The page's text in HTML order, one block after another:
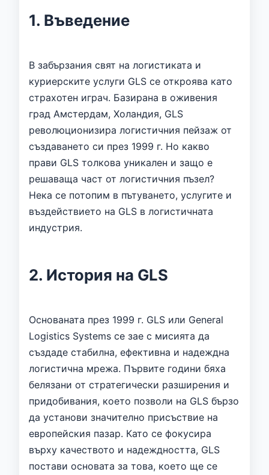
1. Въведение
В забързания свят на логистиката и
куриерските услуги GLS се откроява като
страхотен играч. Базирана в оживения
град Амстердам, Холандия, GLS
революционизира логистичния пейзаж от
създаването си през 1999 г. Но какво
прави GLS толкова уникален и защо е
решаваща част от логистичния пъзел?
Нека се потопим в пътуването, услугите и
въздействието на GLS в логистичната
индустрия.
2. История на GLS
Основаната през 1999 г. GLS или General
Logistics Systems се зае с мисията да
създаде стабилна, ефективна и надеждна
логистична мрежа. Първите години бяха
белязани от стратегически разширения и
придобивания, което позволи на GLS бързо
да установи значително присъствие на
европейския пазар. Като се фокусира
върху качеството и надеждността, GLS
постави основата за това, което ще се